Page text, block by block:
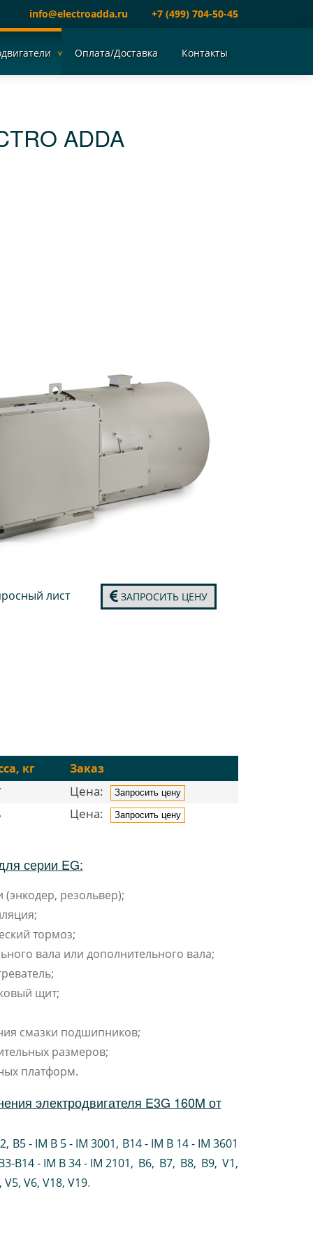
info@electroadda.ru +7 (499) 704-50-45
Оплата/Доставка Контакты
ADDA
лист ЗАПРОСИТЬ ЦЕНУ
кг Заказ
Цена: Запросить цену
Цена: Запросить цену
серии EG:
(энкодер, резольвер);
тормоз;
вала или дополнительного вала;
щит;
смазки подшипников;
размеров;
платформ.
электродвигателя E3G 160M от
, B5 - IM B 5 - IM 3001, B14 - IM B 14 - IM 3601
B14 - IM B 34 - IM 2101, B6, B7, B8, B9, V1
V5, V6, V18, V19.